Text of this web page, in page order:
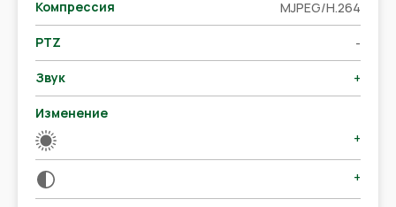
Компрессия MJPEG/H.264
PTZ -
Звук +
Изменение
+
+